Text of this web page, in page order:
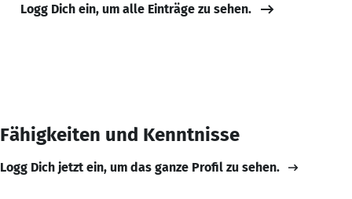
Logg Dich ein, um alle Einträge zu sehen.
Fähigkeiten und Kenntnisse
Logg Dich jetzt ein, um das ganze Profil zu sehen.